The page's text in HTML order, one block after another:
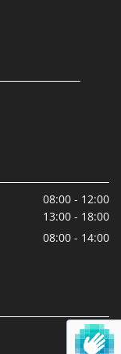
08:00 - 12:00
13:00 - 18:00
08:00 - 14:00